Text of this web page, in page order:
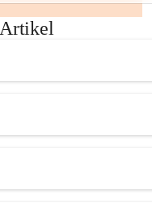
Artikel